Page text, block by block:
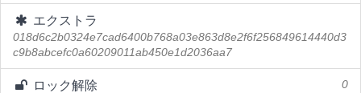
エクストラ
018d6c2b0324e7cad6400b768a03e863d8e2f6f256849614440d3
c9b8abcefc0a60209011ab450e1d2036aa7
ロック解除 0